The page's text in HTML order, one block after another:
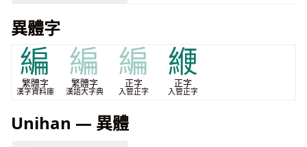
異體字
編
繁體字
漢字資料庫
編
繁體字
漢語大字典
編
正字
入管正字
緶
正字
入管正字
Unihan — 異體